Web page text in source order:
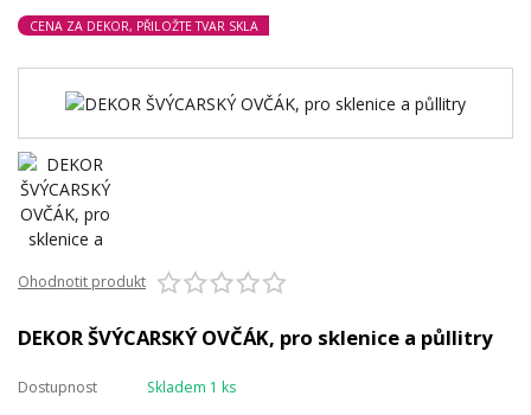
CENA ZA DEKOR, PŘILOŽTE TVAR SKLA
Ohodnotit produkt
DEKOR ŠVÝCARSKÝ OVČÁK, pro sklenice a půllitry
Dostupnost Skladem 1 ks